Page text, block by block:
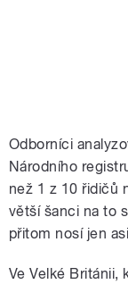
Odborníci
Národního
než 1 z 10 řidičů
větší šanci na to
přitom nosí jen
Ve Velké Británii,